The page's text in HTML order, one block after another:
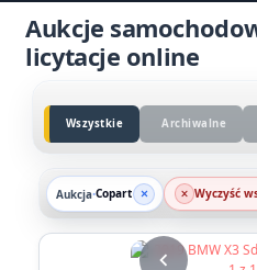
Aukcje
licytacje online
Wszystkie Archiwalne
Aukcja•Copart Wyczyść
chevron_left